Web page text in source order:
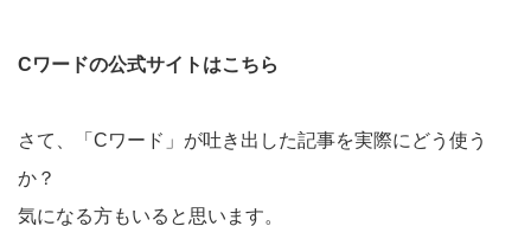
Cワードの公式サイトはこちら
さて、「Cワード」が吐き出した記事を実際にどう使う
か？
気になる方もいると思います。